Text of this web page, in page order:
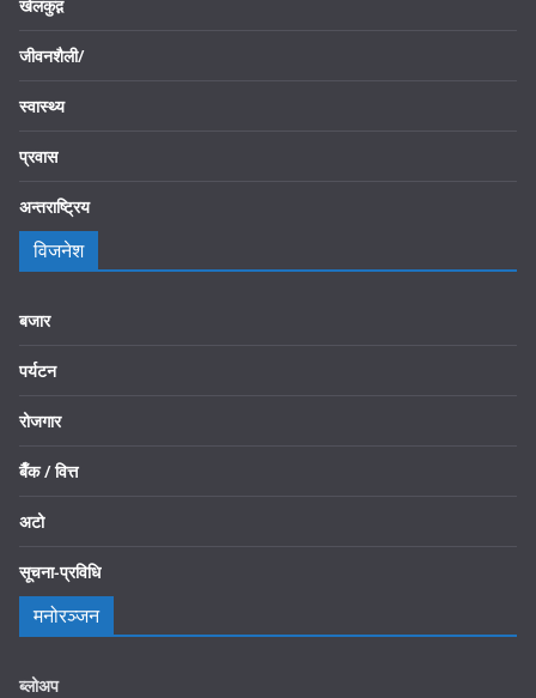
खेलकुद़़
जीवनशैली/
स्वास्थ्य
प्रवास
अन्तराष्ट्रिय
विजनेश
बजार
पर्यटन
रोजगार
बैँक / वित्त
अटो
सूचना-प्रविधि
मनोरञ्जन
ब्लोअप